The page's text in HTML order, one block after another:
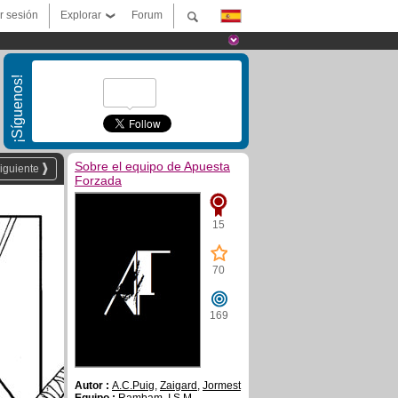
Forum
Explorar
sesión
¡Síguenos!
Sobre el equipo de Apuesta
Forzada
15
70
169
Autor : A.C.Puig, Zaigard , Jormest